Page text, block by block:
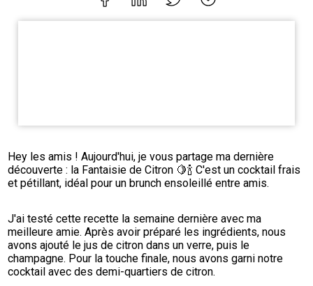
Hey les amis ! Aujourd'hui, je vous partage ma dernière
découverte : la Fantaisie de Citron 🍋🍾 C'est un cocktail frais
et pétillant, idéal pour un brunch ensoleillé entre amis.
J'ai testé cette recette la semaine dernière avec ma
meilleure amie. Après avoir préparé les ingrédients, nous
avons ajouté le jus de citron dans un verre, puis le
champagne. Pour la touche finale, nous avons garni notre
cocktail avec des demi-quartiers de citron.